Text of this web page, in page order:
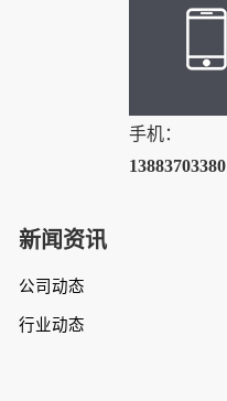
手机：
13883703380
新闻资讯
公司动态
行业动态